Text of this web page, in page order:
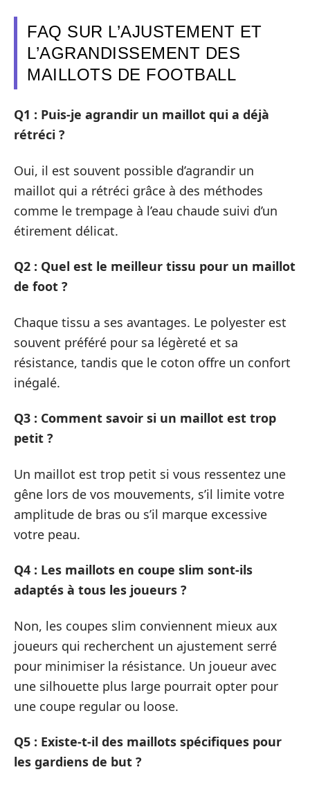
FAQ SUR L’AJUSTEMENT ET
L’AGRANDISSEMENT DES
MAILLOTS DE FOOTBALL
Q1 : Puis-je agrandir un maillot qui a déjà
rétréci ?
Oui, il est souvent possible d’agrandir un
maillot qui a rétréci grâce à des méthodes
comme le trempage à l’eau chaude suivi d’un
étirement délicat.
Q2 : Quel est le meilleur tissu pour un maillot
de foot ?
Chaque tissu a ses avantages. Le polyester est
souvent préféré pour sa légèreté et sa
résistance, tandis que le coton offre un confort
inégalé.
Q3 : Comment savoir si un maillot est trop
petit ?
Un maillot est trop petit si vous ressentez une
gêne lors de vos mouvements, s’il limite votre
amplitude de bras ou s’il marque excessive
votre peau.
Q4 : Les maillots en coupe slim sont-ils
adaptés à tous les joueurs ?
Non, les coupes slim conviennent mieux aux
joueurs qui recherchent un ajustement serré
pour minimiser la résistance. Un joueur avec
une silhouette plus large pourrait opter pour
une coupe regular ou loose.
Q5 : Existe-t-il des maillots spécifiques pour
les gardiens de but ?